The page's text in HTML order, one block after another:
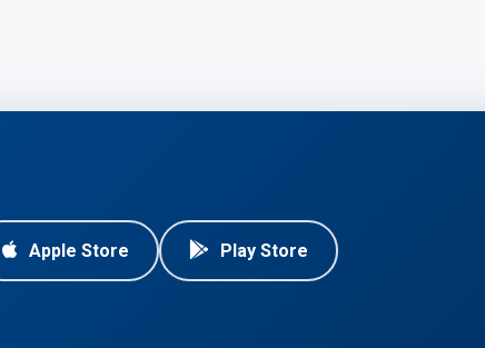
Apple Store Play Store